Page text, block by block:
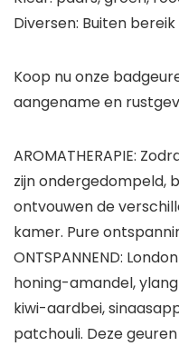
Diversen: Buiten
Koop nu onze
aangename en
AROMATHERAPIE:
zijn ondergedompeld,
ontvouwen de
kamer. Pure
ONTSPANNEND:
honing-amandel,
kiwi-aardbei,
patchouli. Deze